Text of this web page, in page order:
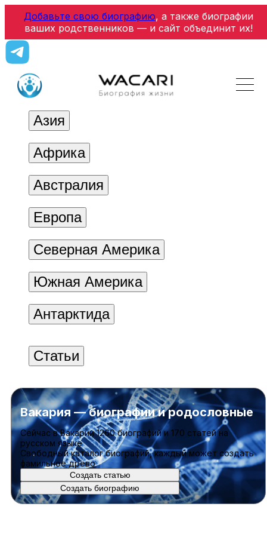
Добавьте свою биографию, а также биографии
ваших родственников — и сайт объединит их!
Азия
Африка
Австралия
Европа
Северная Америка
Южная Америка
Антарктида
Статьи
Вакария — биографии и родословные
Cейчас в Вакарии1260 биографийи170 статейна
русском языке
Свободный каталог биографий, каждый может создать
фамильное древо
Создать статью
Создать биографию